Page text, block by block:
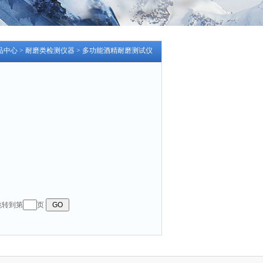
中心 > 耐磨类检测仪器 > 多功能酒精耐磨测试仪
到第 页